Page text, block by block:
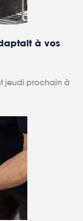
à vos
jeudi prochain à